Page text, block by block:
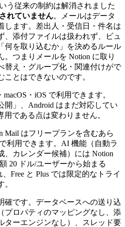
う従来の制約は解消されました
れていません。メールはデータ
します。差出人・受信日・件名は
、添付ファイルは扱われず、ビュ
何を取り込むか」を決めるルール
つまりメールを Notion に取り
替え・グループ化・関連付けがで
とはできないのです。
・iOS で利用できます。
開」、Android はまだ対応してい
用である点は変わりません。
Mail はフリープランを含むあら
利用できます。AI 機能（自動ラ
、カレンダー候補）には Notion
20 ドル/ユーザーから始まる
Free と Plus では限定的なトライ
確です。データベースへの送り込
プロパティのマッピングなし、添
ターエンジンなし）、スレッド要